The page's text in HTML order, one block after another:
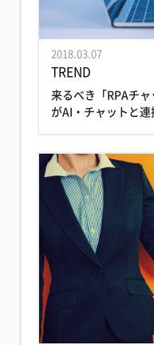
2018.03.07
TREND
来るべき「RPAチ
がAI・チャットと連